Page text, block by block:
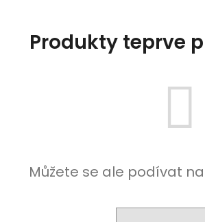
Produkty teprve
Můžete se ale podívat